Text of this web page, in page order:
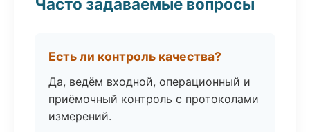
Часто задаваемые вопросы
Есть ли контроль качества?
Да, ведём входной, операционный и
приёмочный контроль с протоколами
измерений.